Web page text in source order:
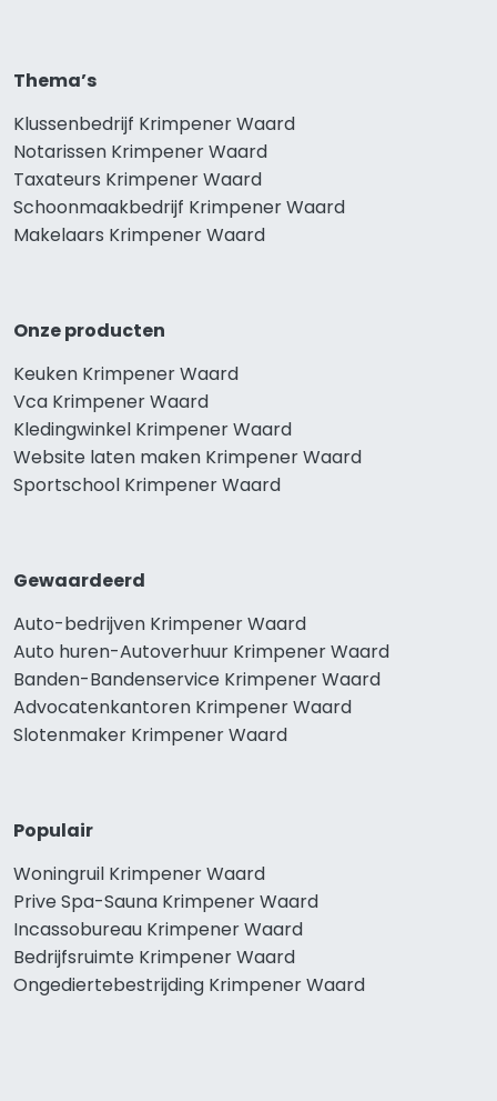
Thema’s
Klussenbedrijf Krimpener Waard
Notarissen Krimpener Waard
Taxateurs Krimpener Waard
Schoonmaakbedrijf Krimpener Waard
Makelaars Krimpener Waard
Onze producten
Keuken Krimpener Waard
Vca Krimpener Waard
Kledingwinkel Krimpener Waard
Website laten maken Krimpener Waard
Sportschool Krimpener Waard
Gewaardeerd
Auto-bedrijven Krimpener Waard
Auto huren-Autoverhuur Krimpener Waard
Banden-Bandenservice Krimpener Waard
Advocatenkantoren Krimpener Waard
Slotenmaker Krimpener Waard
Populair
Woningruil Krimpener Waard
Prive Spa-Sauna Krimpener Waard
Incassobureau Krimpener Waard
Bedrijfsruimte Krimpener Waard
Ongediertebestrijding Krimpener Waard